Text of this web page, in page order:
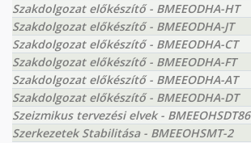
Szakdolgozat előkészítő - BMEEODHA-HT
Szakdolgozat előkészítő - BMEEODHA-JT
Szakdolgozat előkészítő - BMEEODHA-CT
Szakdolgozat előkészítő - BMEEODHA-FT
Szakdolgozat előkészítő - BMEEODHA-AT
Szakdolgozat előkészítő - BMEEODHA-DT
Szeizmikus tervezési elvek - BMEEOHSDT86
Szerkezetek Stabilitása - BMEEOHSMT-2